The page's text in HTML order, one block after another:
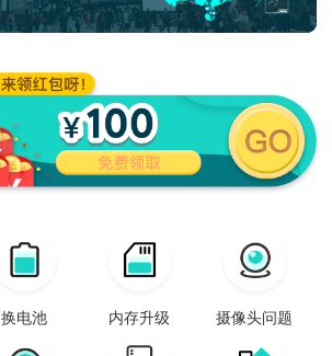
换电池 内存升级 摄像头问题